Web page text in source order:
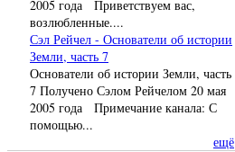
2005 года Приветствуем вас,
возлюбленные....
Сэл Рейчел - Основатели об истории
Земли, часть 7
Основатели об истории Земли, часть
7 Получено Сэлом Рейчелом 20 мая
2005 года Примечание канала: С
помощью...
ещё